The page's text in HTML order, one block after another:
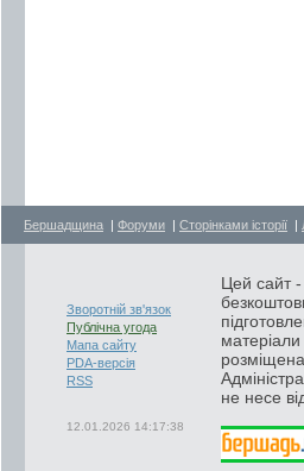
Бершадщина | Форуми | Сторінками історії |
Зворотній зв'язок
Публічна угода
Мапа сайту
PDA-версія
RSS
12.01.2026 14:17:38
Цей сайт
не несе